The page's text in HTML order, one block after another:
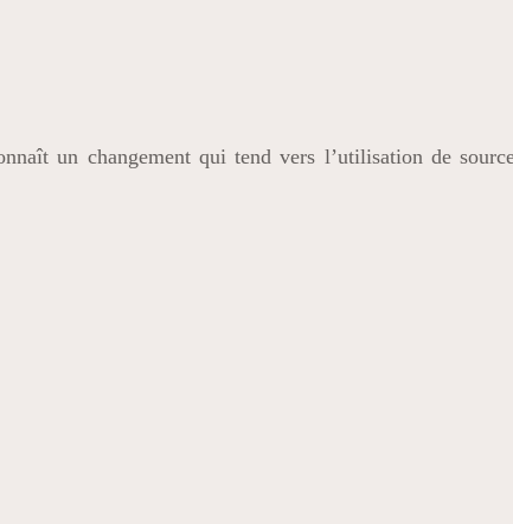
un changement qui tend vers l’utilisation de